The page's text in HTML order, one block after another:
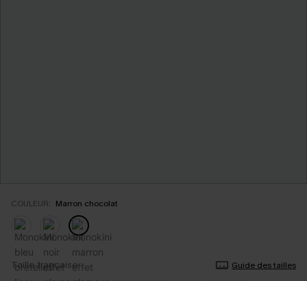
COULEUR: Marron chocolat
Taille française Guide des tailles